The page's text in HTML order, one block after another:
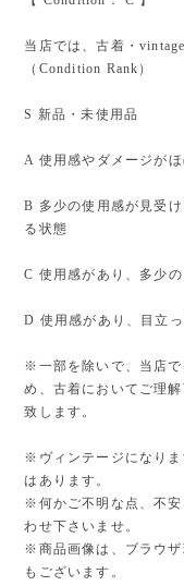
当店では、古着・
（Condition Rank）
S 新品・未使用品
A 使用感やダメージが
B 多少の使用感が見受
る状態
C 使用感があり、多少の
D 使用感があり、目立
※一部を除いで、当店で
め、古着においてご理
致します。
※ヴィンテージになり
はあります。
※何かご不明な点、不安
わせ下さいませ。
※商品画像は、ブラウザ
もございます。